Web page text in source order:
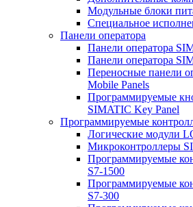
Модульные блоки
Специальное
Панели оператора
Панели оператора
Панели оператора
Переносные панели
Mobile Panels
Программируемые
SIMATIC Key Panel
Программируемые
Логические модули
Микроконтроллеры
Программируемые
S7-1500
Программируемые
S7-300